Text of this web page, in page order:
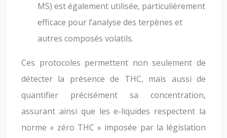
MS) est également utilisée, particulièrement
efficace pour l’analyse des terpènes et
autres composés volatils.
Ces protocoles permettent non seulement de
détecter la présence de THC, mais aussi de
quantifier précisément sa concentration,
assurant ainsi que les e-liquides respectent la
norme « zéro THC » imposée par la législation